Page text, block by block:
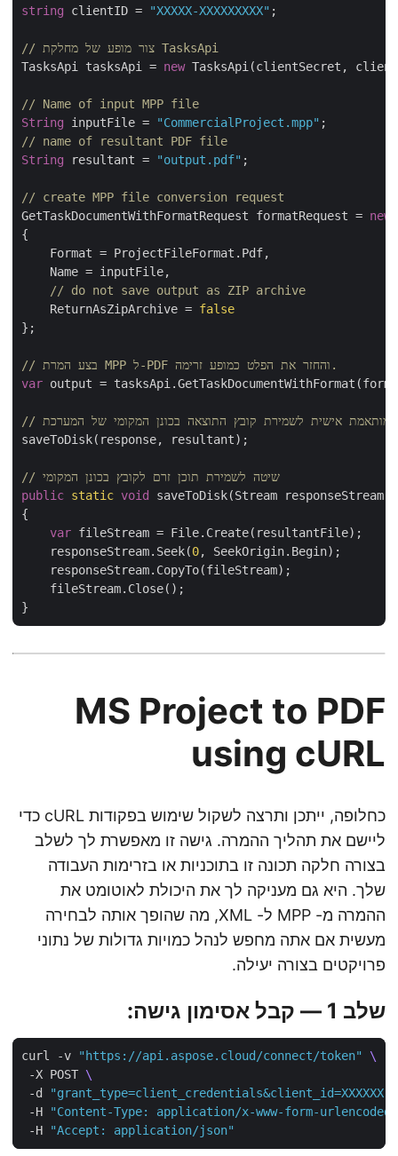
string clientID = "XXXXX-XXXXXXXXX"
// צור מופע של מחלקת TasksApi
TasksApi tasksApi = new TasksApi(clientSecret,
// Name of input MPP file
String inputFile = "CommercialProject.mpp"
// name of resultant PDF file
String resultant = "output.pdf"
// create MPP file conversion request
GetTaskDocumentWithFormatRequest formatRequest =
    Format = ProjectFileFormat.Pdf,
    Name = inputFile,
// do not save output as ZIP archive
    ReturnAsZipArchive =
false
};
var output =
מותאמת אישית לשמירת קובץ התוצאה בכונן המקומי של המערכת
saveToDisk(response, resultant);
// שיטה לשמירת תוכן זרם לקובץ בכונן המקומי
public static void saveToDisk(Stream
var fileStream = File.Create(resultantFile);
    responseStream.Seek(
0
, SeekOrigin.Begin);
    responseStream.CopyTo(fileStream);
    fileStream.Close();
MS Project to PDF
using cURL
כחלופה, ייתכן ותרצה לשקול שימוש בפקודות cURL כדי
ליישם את תהליך ההמרה. גישה זו מאפשרת לך לשלב
בצורה חלקה תכונה זו בתוכניות או בזרימות העבודה
שלך. היא גם מעניקה לך את היכולת לאוטומט את
ההמרה מ- MPP ל- XML, מה שהופך אותה לבחירה
מעשית אם אתה מחפש לנהל כמויות גדולות של נתוני
פרויקטים בצורה יעילה.
שלב 1 — קבל אסימון גישה:
curl -v "https://api.aspose.cloud/connect/token"
-X POST
-d "grant_type=client_credentials&client_id=XXXXXX-
-H "Content-Type: application/x-www-form-
-H "Accept: application/json"